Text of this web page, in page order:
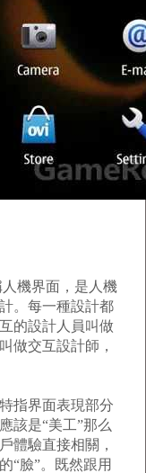
機界面，是人機
。每一種設計都
的設計人員叫做
做交互設計師，
指界面表現部分
該是“美工”那么
體驗直接相關，
“臉”。既然跟用